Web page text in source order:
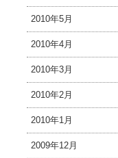
2010年5月
2010年4月
2010年3月
2010年2月
2010年1月
2009年12月